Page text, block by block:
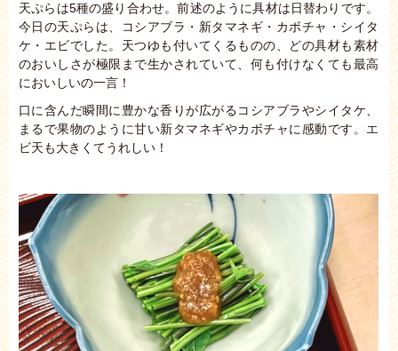
天ぷらは5種の盛り合わせ。前述のように具材は日替わりです。
今日の天ぷらは、コシアブラ・新タマネギ・カボチャ・シイタ
ケ・エビでした。天つゆも付いてくるものの、どの具材も素材
のおいしさが極限まで生かされていて、何も付けなくても最高
においしいの一言！
口に含んだ瞬間に豊かな香りが広がるコシアブラやシイタケ、
まるで果物のように甘い新タマネギやカボチャに感動です。エ
ビ天も大きくてうれしい！